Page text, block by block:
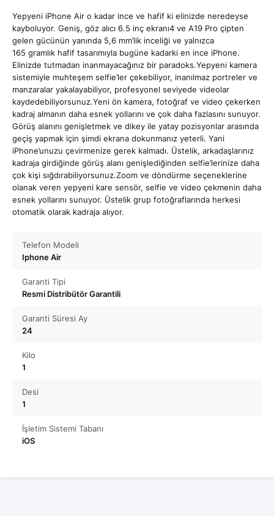
Yepyeni iPhone Air o kadar ince ve hafif ki elinizde neredeyse
kayboluyor. Geniş, göz alıcı 6.5 inç ekranı4 ve A19 Pro çipten
gelen gücünün yanında 5,6 mm’lik inceliği ve yalnızca
165 gramlık hafif tasarımıyla bugüne kadarki en ince iPhone.
Elinizde tutmadan inanmayacağınız bir paradoks.Yepyeni kamera
sistemiyle muhteşem selfie’ler çekebiliyor, inanılmaz portreler ve
manzaralar yakalayabiliyor, profesyonel seviyede videolar
kaydedebiliyorsunuz.Yeni ön kamera, fotoğraf ve video çekerken
kadraj almanın daha esnek yollarını ve çok daha fazlasını sunuyor.
Görüş alanını genişletmek ve dikey ile yatay pozisyonlar arasında
geçiş yapmak için şimdi ekrana dokunmanız yeterli. Yani
iPhone’unuzu çevirmenize gerek kalmadı. Üstelik, arkadaşlarınız
kadraja girdiğinde görüş alanı genişlediğinden selfie’lerinize daha
çok kişi sığdırabiliyorsunuz.Zoom ve döndürme seçeneklerine
olanak veren yepyeni kare sensör, selfie ve video çekmenin daha
esnek yollarını sunuyor. Üstelik grup fotoğraflarında herkesi
otomatik olarak kadraja alıyor.
Telefon Modeli
Iphone Air
Garanti Tipi
Resmi Distribütör Garantili
Garanti Süresi Ay
24
Kilo
1
Desi
1
İşletim Sistemi Tabanı
iOS